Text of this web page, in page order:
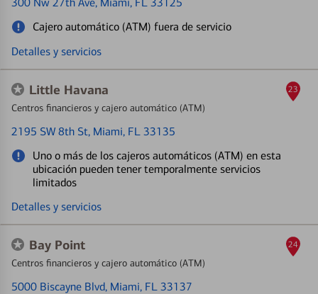
Cajero automático (ATM) fuera de servicio
Detalles y servicios
Little Havana
Centros financieros y cajero automático (ATM)
2195 SW 8th St, Miami, FL 33135
Uno o más de los cajeros automáticos (ATM) en esta
ubicación pueden tener temporalmente servicios
limitados
Detalles y servicios
23
Bay Point
Centros financieros y cajero automático (ATM)
5000 Biscayne Blvd, Miami, FL 33137
24